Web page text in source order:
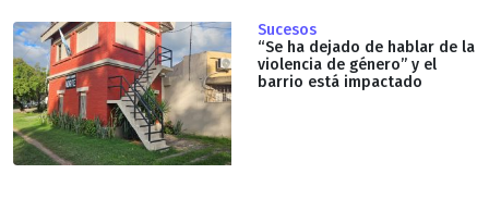
Sucesos
“Se ha dejado de hablar de la
violencia de género” y el
barrio está impactado